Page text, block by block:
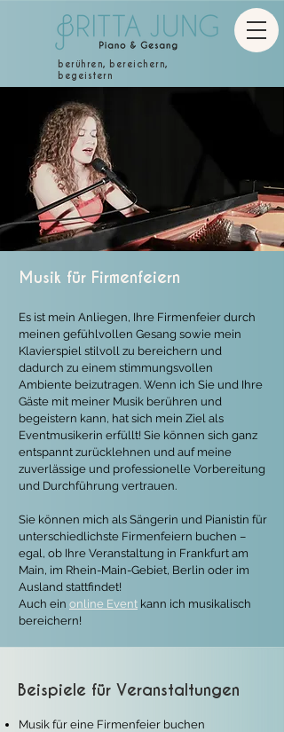
berühren, bereichern,
begeistern
Musik für Firmenfeiern
Es ist mein Anliegen, Ihre Firmenfeier durch
meinen gefühlvollen Gesang sowie mein
Klavierspiel stilvoll zu bereichern und
dadurch zu einem stimmungsvollen
Ambiente beizutragen. Wenn ich Sie und Ihre
Gäste mit meiner Musik berühren und
begeistern kann, hat sich mein Ziel als
Eventmusikerin erfüllt! Sie können sich ganz
entspannt zurücklehnen und auf meine
zuverlässige und professionelle Vorbereitung
und Durchführung vertrauen.
Sie können mich als Sängerin und Pianistin für
unterschiedlichste Firmenfeiern buchen –
egal, ob Ihre Veranstaltung in Frankfurt am
Main, im Rhein-Main-Gebiet, Berlin oder im
Ausland stattfindet!
Auch ein online Event kann ich musikalisch
bereichern!
Beispiele für Veranstaltungen
Musik für eine Firmenfeier buchen